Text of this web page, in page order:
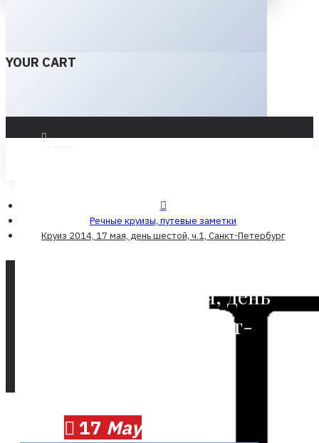
YOUR CART
LOGIN
Речные круизы, путевые заметки
Круиз 2014, 17 мая, день шестой, ч.1, Санкт-Петербург
Круиз 2014, 17 мая, день
шестой, ч.1, Санкт-
17 May